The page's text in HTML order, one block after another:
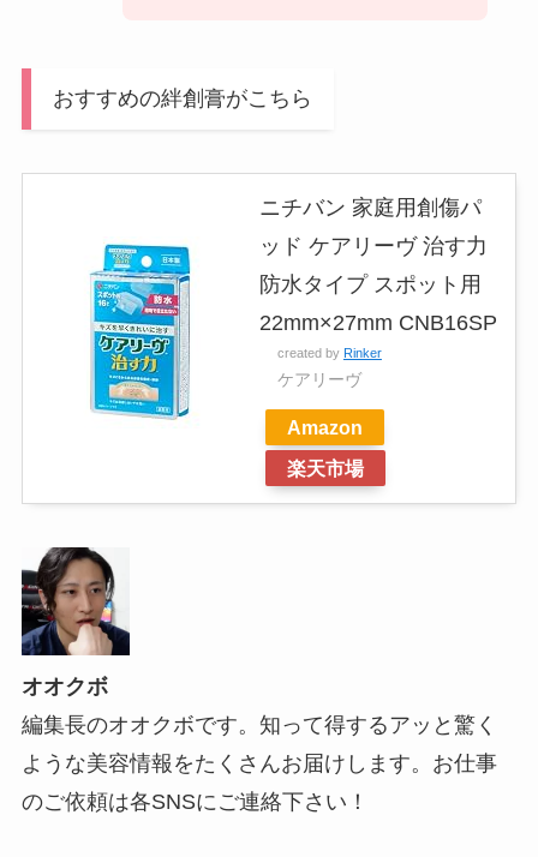
おすすめの絆創膏がこちら
ニチバン 家庭用創傷パ
ッド ケアリーヴ 治す力
防水タイプ スポット用
22mm×27mm CNB16SP
created by Rinker
ケアリーヴ
Amazon
楽天市場
オオクボ
編集長のオオクボです。知って得するアッと驚く
ような美容情報をたくさんお届けします。お仕事
のご依頼は各SNSにご連絡下さい！